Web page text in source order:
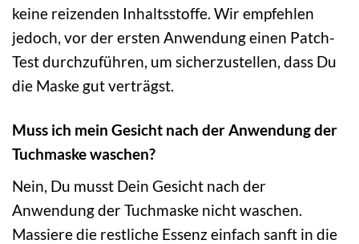
keine reizenden Inhaltsstoffe. Wir empfehlen
jedoch, vor der ersten Anwendung einen Patch-
Test durchzuführen, um sicherzustellen, dass Du
die Maske gut verträgst.
Muss ich mein Gesicht nach der Anwendung der
Tuchmaske waschen?
Nein, Du musst Dein Gesicht nach der
Anwendung der Tuchmaske nicht waschen.
Massiere die restliche Essenz einfach sanft in die